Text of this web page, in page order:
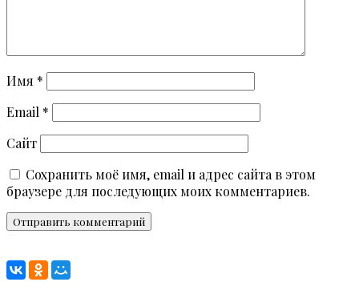
Имя *
Email *
Сайт
Сохранить моё имя, email и адрес сайта в этом
браузере для последующих моих комментариев.